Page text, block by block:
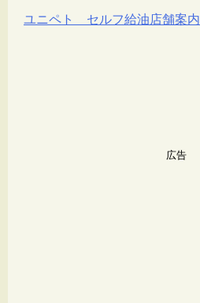
ユニペト セルフ給油店舗案内
広告